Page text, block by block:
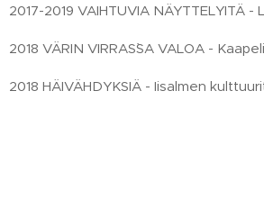
2017-2019 VAIHTUVIA NÄYTTELYITÄ -
2018 VÄRIN VIRRAS`SA VALOA -
2018 HÄIVÄHDYKSIÄ - Iisalmen